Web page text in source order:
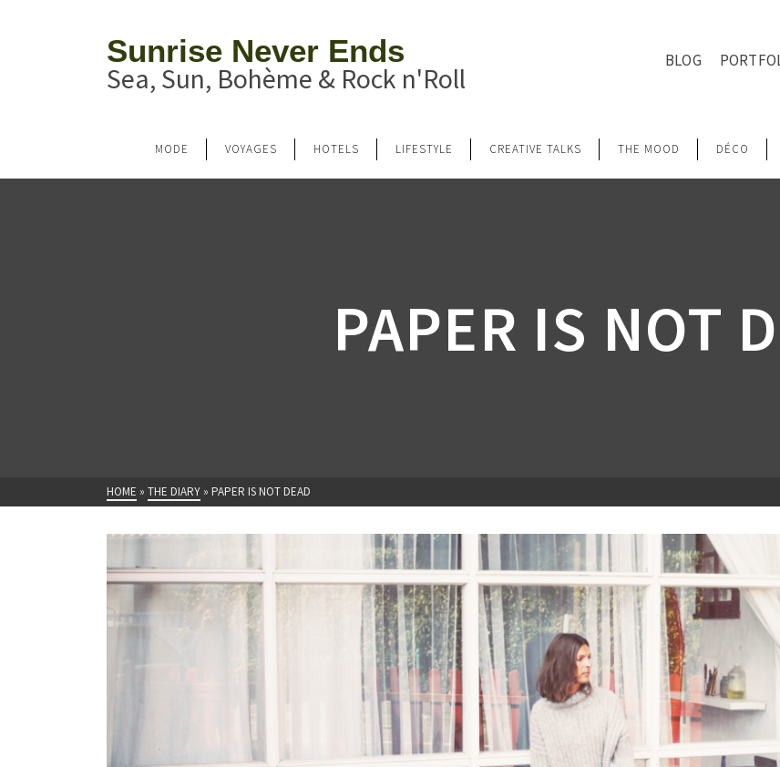
Sunrise Never Ends
Sea, Sun, Bohème & Rock n'Roll
BLOG
MODE VOYAGES HOTELS LIFESTYLE CREATIVE TALKS THE MOOD DÉCO
PAPER IS NOT
HOME » THE DIARY » PAPER IS NOT DEAD